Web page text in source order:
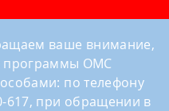
ваше внимание,
программы ОМС
по телефону
617, при обращении в